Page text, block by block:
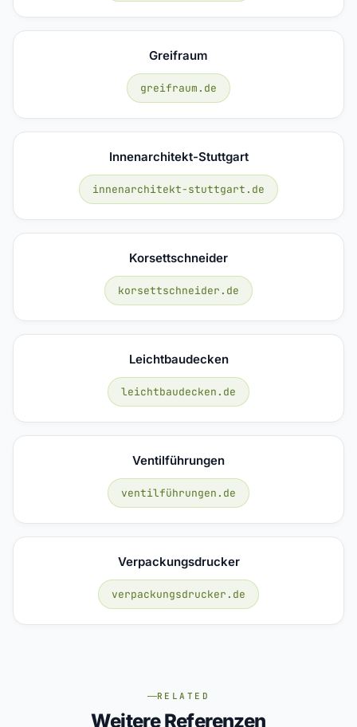
Greifraum
greifraum.de
Innenarchitekt-Stuttgart
innenarchitekt-stuttgart.de
Korsettschneider
korsettschneider.de
Leichtbaudecken
leichtbaudecken.de
Ventilführungen
ventilführungen.de
Verpackungsdrucker
verpackungsdrucker.de
RELATED
Weitere Referenzen